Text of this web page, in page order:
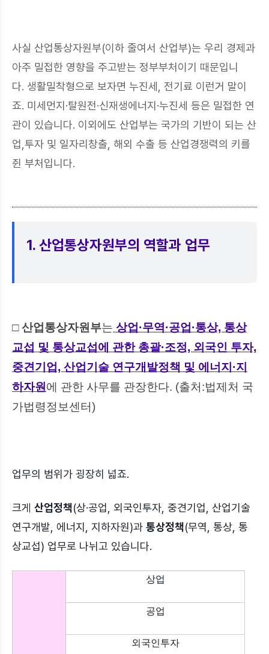
사실 산업통상자원부(이하 줄여서 산업부)는 우리 경제과
아주 밀접한 영향을 주고받는 정부부처이기 때문입니
다. 생활밀착형으로 보자면 누진세, 전기료 이런거 말이
죠. 미세먼지·탈원전·신재생에너지·누진세 등은 밀접한 연
관이 있습니다. 이외에도 산업부는 국가의 기반이 되는 산
업,투자 및 일자리창출, 해외 수출 등 산업경쟁력의 키를
쥔 부처입니다.
1. 산업통상자원부의 역할과 업무
□ 산업통상자원부는 상업·무역·공업·통상, 통상
교섭 및 통상교섭에 관한 총괄·조정, 외국인 투자,
중견기업, 산업기술 연구개발정책 및 에너지·지
하자원 에 관한 사무를 관장한다. (출처:법제처 국
가법령정보센터)
업무의 범위가 굉장히 넓죠.
크게 산업정책(상·공업, 외국인투자, 중견기업, 산업기술
연구개발, 에너지, 지하자원)과 통상정책(무역, 통상, 통
상교섭) 업무로 나뉘고 있습니다.
상업
공업
외국인투자